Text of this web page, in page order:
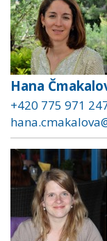
Hana
+420 775 971